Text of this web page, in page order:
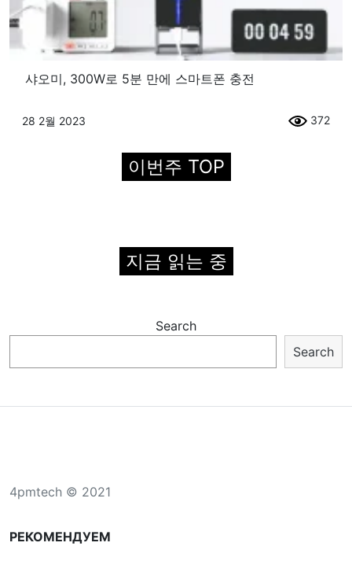
샤오미, 300W로 5분 만에 스마트폰 충전
28 2월 2023 372
이번주 TOP
지금 읽는 중
Search
Search
4pmtech © 2021
РЕКОМЕНДУЕМ